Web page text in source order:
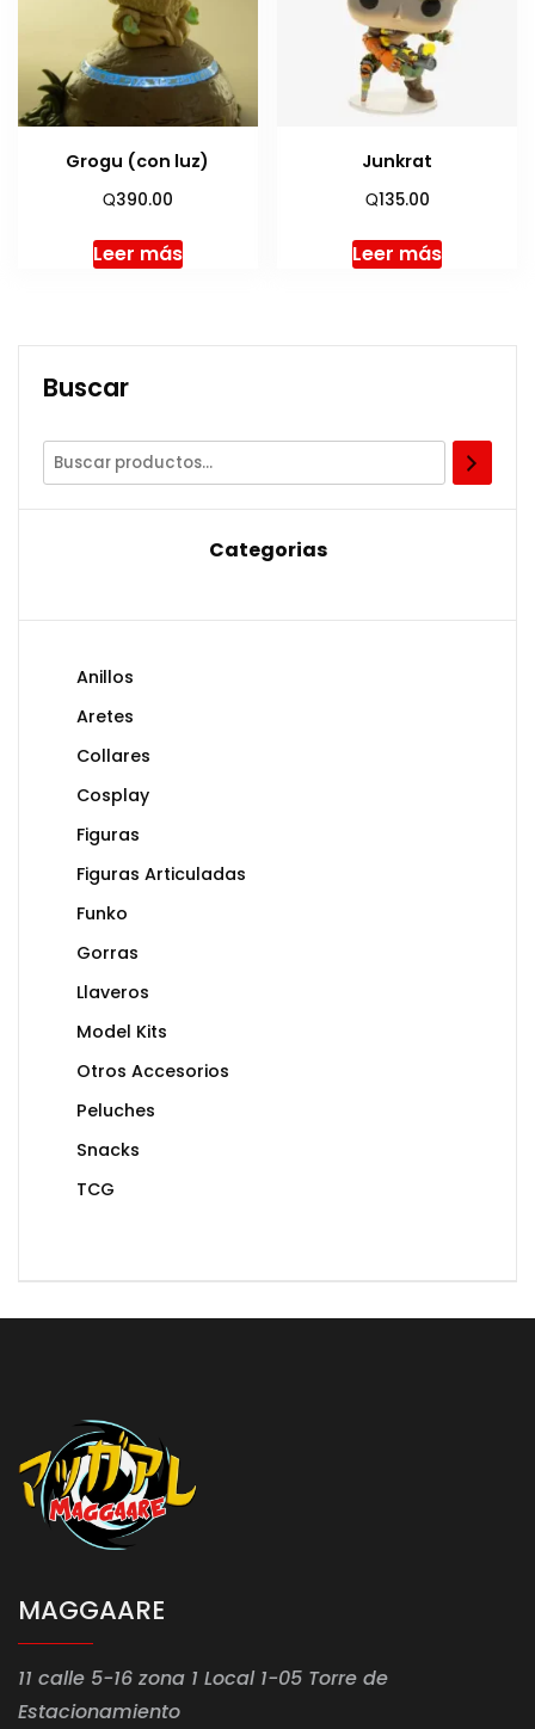
Grogu (con luz)
Q390.00
Leer más
Junkrat
Q135.00
Leer más
Buscar
Categorias
Anillos
Aretes
Collares
Cosplay
Figuras
Figuras Articuladas
Funko
Gorras
Llaveros
Model Kits
Otros Accesorios
Peluches
Snacks
TCG
MAGGAARE
11 calle 5-16 zona 1 Local 1-05 Torre de
Estacionamiento